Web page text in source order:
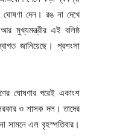
দেন। রঙ না দেখে
মুখ্যমন্ত্রীর এই বলিষ্ঠ
জানিয়েছে। প্রশংসা
ঘোষণার পরেই একাংশ
ও শাসক দল। তাদের
সামনে এল বৃহস্পতিবার।